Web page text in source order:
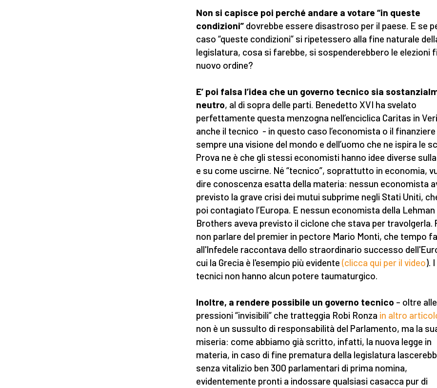
Non si capisce poi perché andare a votare “in queste
condizioni” dovrebbe essere disastroso per il paese. E se
caso “queste condizioni” si ripetessero alla fine naturale
legislatura, cosa si farebbe, si sospenderebbero le elezioni
nuovo ordine?
E’ poi falsa l’idea che un governo tecnico sia
neutro, al di sopra delle parti. Benedetto XVI ha svelato
perfettamente questa menzogna nell’enciclica Caritas in
anche il tecnico - in questo caso l’economista o il finanziere
sempre una visione del mondo e dell’uomo che ne ispira le
Prova ne è che gli stessi economisti hanno idee diverse
e su come uscirne. Né “tecnico”, soprattutto in economia,
dire conoscenza esatta della materia: nessun economista
previsto la grave crisi dei mutui subprime negli Stati Uniti,
poi contagiato l’Europa. E nessun economista della Lehman
Brothers aveva previsto il ciclone che stava per travolgerla.
non parlare del premier in pectore Mario Monti, che tempo fa
all'Infedele raccontava dello straordinario successo
cui la Grecia è l'esempio più evidente (clicca qui per il video). I
tecnici non hanno alcun potere taumaturgico.
Inoltre, a rendere possibile un governo tecnico – oltre
pressioni “invisibili” che tratteggia Robi Ronza in altro
non è un sussulto di responsabilità del Parlamento, ma la
miseria: come abbiamo già scritto, infatti, la nuova legge in
materia, in caso di fine prematura della legislatura
senza vitalizio ben 300 parlamentari di prima nomina,
evidentemente pronti a indossare qualsiasi casacca pur di